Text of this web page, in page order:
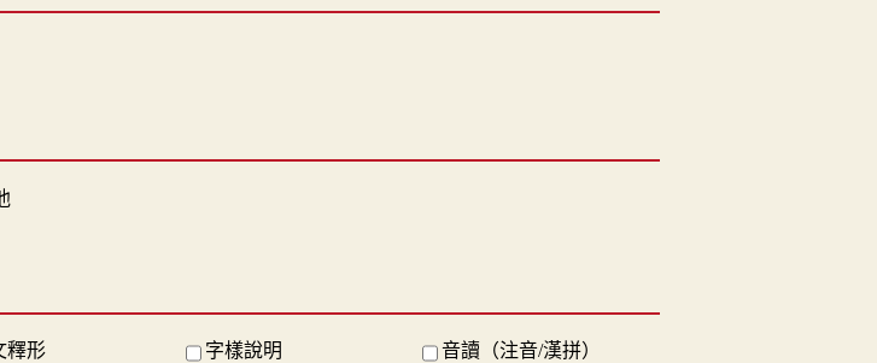
釋形 字樣說明 音讀（注音/漢拼）